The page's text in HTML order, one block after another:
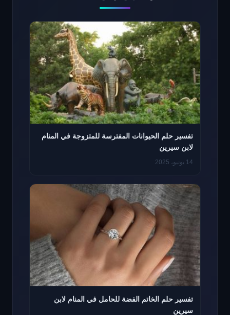
تفسير حلم الحيوانات المفترسة للمتزوجة في المنام
لابن سيرين
14 يونيو، 2025
تفسير حلم الخاتم الفضة للحامل في المنام لابن
سيرين